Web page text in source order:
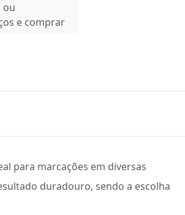
ou
e comprar
para marcações em diversas
duradouro, sendo a escolha